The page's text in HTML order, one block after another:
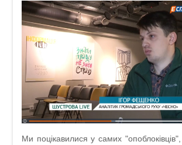
Ми поцікавилися у самих